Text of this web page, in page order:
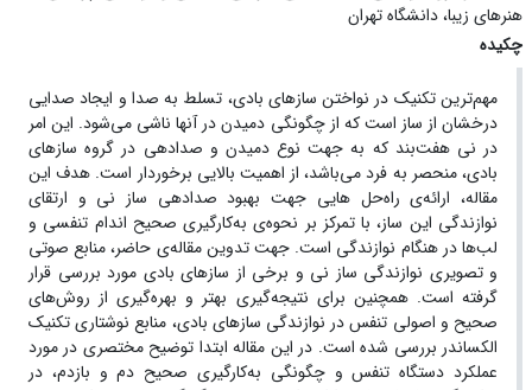
هنرهای زیبا، دانشگاه تهران
چکیده
مهم‌ترین تکنیک در نواختن ساز‌های بادی، تسلط به صدا و ایجاد صدایی
درخشان از ساز است که از چگونگی دمیدن در آنها ناشی می‌شود. این امر
در نی هفت‌بند که به جهت نوع دمیدن و صدادهی در گروه سازهای
بادی، منحصر به فرد می‌باشد، از اهمیت بالایی برخوردار است. هدف این
مقاله، ارائه‌ی راه‌حل هایی جهت بهبود صدادهی ساز نی و ارتقای
نوازندگی این ساز، با تمرکز بر نحوه‌ی به‌کارگیری صحیح اندام تنفسی و
لب‌ها در هنگام نوازندگی است. جهت تدوین مقاله‌ی حاضر، منابع صوتی
و تصویری نوازندگی ساز نی و برخی از ساز‌های بادی مورد بررسی قرار
گرفته است. همچنین برای نتیجه‌گیری بهتر و بهره‌گیری از روش‌های
صحیح و اصولی تنفس در نوازندگی سازهای بادی، منابع نوشتاری تکنیک
الکساندر بررسی شده است. در این مقاله ابتدا توضیح مختصری در مورد
عملکرد دستگاه تنفس و چگونگی به‌کارگیری صحیح دم و بازدم، در